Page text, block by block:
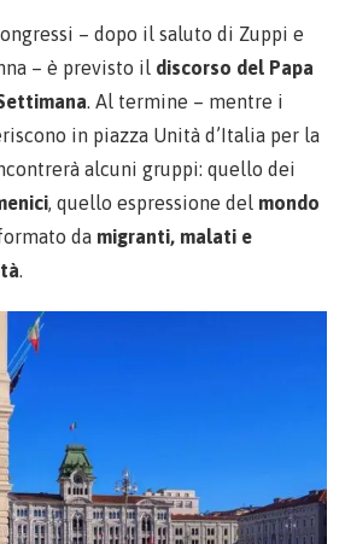
– dopo il saluto di Zuppi e
– è previsto il discorso del Papa
. Al termine – mentre i
in piazza Unità d’Italia per la
alcuni gruppi: quello dei
, quello espressione del mondo
da migranti, malati e
.